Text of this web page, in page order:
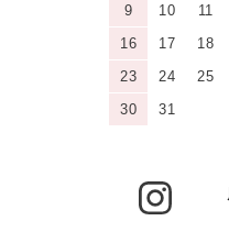
9
10 11
16
17 18
23
24 25
30
31